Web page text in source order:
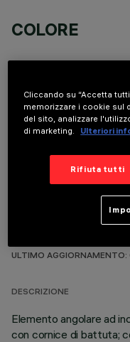
COLORE
COMPONENTI
ULTIMO
DESCRIZIONE
Elemento angolare ad
con cornice di battuta;
Cliccando su “Accetta
memorizzare i cookie sul
del sito, analizzare
di marketing.
Ulteriori
Rifiuta tutti